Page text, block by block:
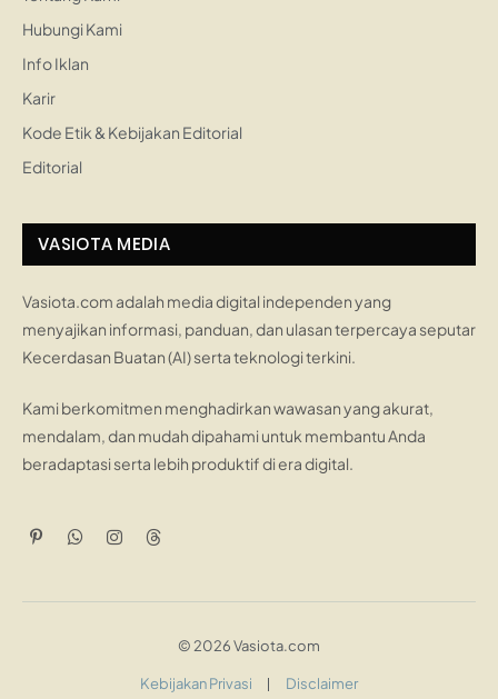
Hubungi Kami
Info Iklan
Karir
Kode Etik & Kebijakan Editorial
Editorial
VASIOTA MEDIA
Vasiota.com adalah media digital independen yang
menyajikan informasi, panduan, dan ulasan terpercaya seputar
Kecerdasan Buatan (AI) serta teknologi terkini.
Kami berkomitmen menghadirkan wawasan yang akurat,
mendalam, dan mudah dipahami untuk membantu Anda
beradaptasi serta lebih produktif di era digital.
PinterestWhatsApp
InstagramThreads
© 2026 Vasiota.com
Kebijakan Privasi Disclaimer